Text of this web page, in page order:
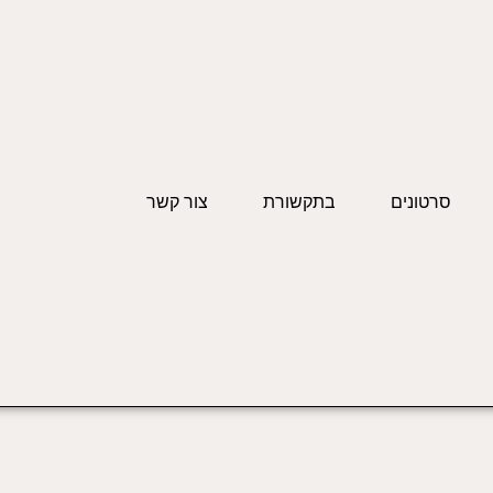
סרטונים בתקשורת צור קשר